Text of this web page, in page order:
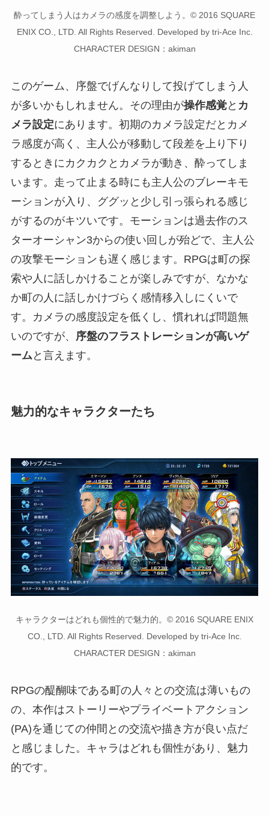
酔ってしまう人はカメラの感度を調整しよう。© 2016 SQUARE
ENIX CO., LTD. All Rights Reserved. Developed by tri-Ace Inc.
CHARACTER DESIGN：akiman
このゲーム、序盤でげんなりして投げてしまう人
が多いかもしれません。その理由が操作感覚と カ
メラ設定にあります。初期のカメラ設定だとカメ
ラ感度が高く、主人公が移動して段差を上り下り
するときにカクカクとカメラが動き、酔ってしま
います。走って止まる時にも主人公のブレーキモ
ーションが入り、ググッと少し引っ張られる感じ
がするのがキツいです。モーションは過去作のス
ターオーシャン3からの使い回しが殆どで、主人公
の攻撃モーションも遅く感じます。RPGは町の探
索や人に話しかけることが楽しみですが、なかな
か町の人に話しかけづらく感情移入しにくいで
す。カメラの感度設定を低くし、慣れれば問題無
いのですが、 序盤のフラストレーションが高いゲ
ームと言えます。
魅力的なキャラクターたち
キャラクターはどれも個性的で魅力的。© 2016 SQUARE ENIX
CO., LTD. All Rights Reserved. Developed by tri-Ace Inc.
CHARACTER DESIGN：akiman
RPGの醍醐味である町の人々との交流は薄いもの
の、本作はストーリーやプライベートアクション
(PA)を通じての仲間との交流や描き方が良い点だ
と感じました。キャラはどれも個性があり、魅力
的です。